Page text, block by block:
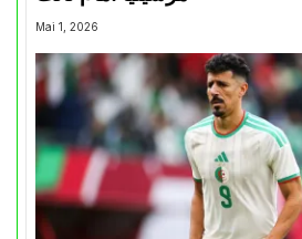
Mai 1, 2026